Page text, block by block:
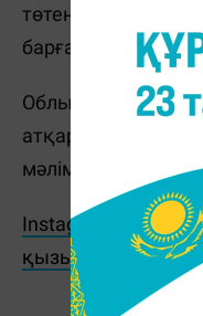
төтенше
барған.
Облыс әкімдігі
атқарушы
мәлімдеді.
Instagram
қызықты